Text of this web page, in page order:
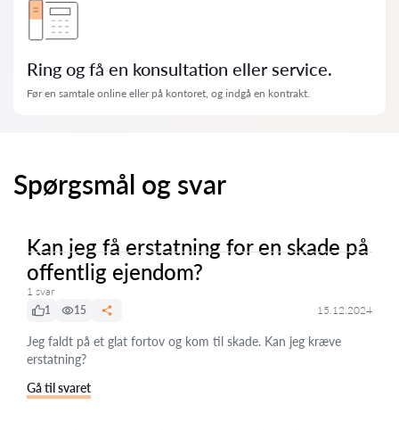
Ring og få en konsultation eller service.
Før en samtale online eller på kontoret, og indgå en kontrakt.
Spørgsmål og svar
Kan jeg få erstatning for en skade på
offentlig ejendom?
1 svar
1
15 15.12.2024
Jeg faldt på et glat fortov og kom til skade. Kan jeg kræve
erstatning?
Gå til svaret